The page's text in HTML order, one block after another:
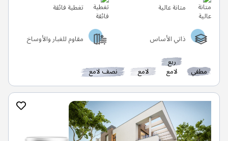
متانة عالية تغطية فائقة
ذاتي الأساس مقاوم للغبار والأوساخ
مطفي
ربع
لامع لامع نصف لامع